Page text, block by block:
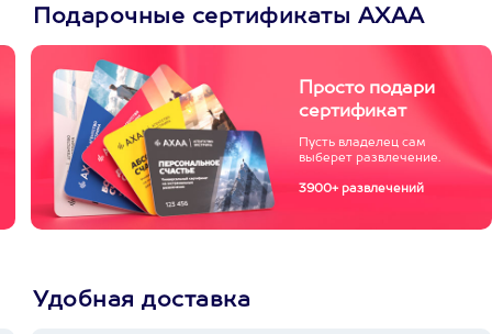
Подарочные сертификаты АХАА
Просто подари
сертификат
Пусть владелец сам
выберет развлечение.
3900+ развлечений
Удобная доставка